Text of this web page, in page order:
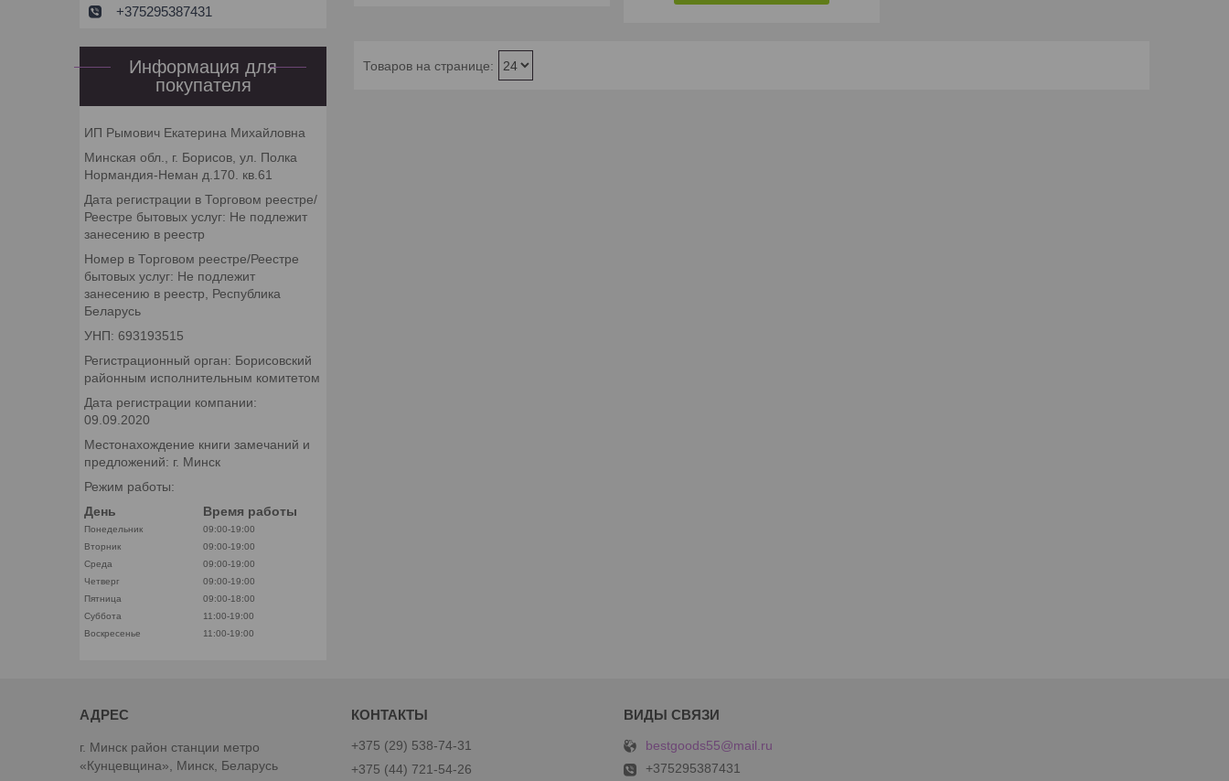
+375295387431
Информация для
покупателя
ИП Рымович Екатерина Михайловна
Минская обл., г. Борисов, ул. Полка
Нормандия-Неман д.170. кв.61
Дата регистрации в Торговом реестре/
Реестре бытовых услуг: Не подлежит
занесению в реестр
Номер в Торговом реестре/Реестре
бытовых услуг: Не подлежит
занесению в реестр, Республика
Беларусь
УНП: 693193515
Регистрационный орган: Борисовский
районным исполнительным комитетом
Дата регистрации компании:
09.09.2020
Местонахождение книги замечаний и
предложений: г. Минск
Режим работы:
День
Время работы
Понедельник
09:00-19:00
Вторник
09:00-19:00
Среда
09:00-19:00
Четверг
09:00-19:00
Пятница
09:00-18:00
Суббота
11:00-19:00
Воскресенье
11:00-19:00
г. Минск район станции метро
«Кунцевщина», Минск, Беларусь
+375 (29) 538-74-31
+375 (44) 721-54-26
bestgoods55@mail.ru
+375295387431